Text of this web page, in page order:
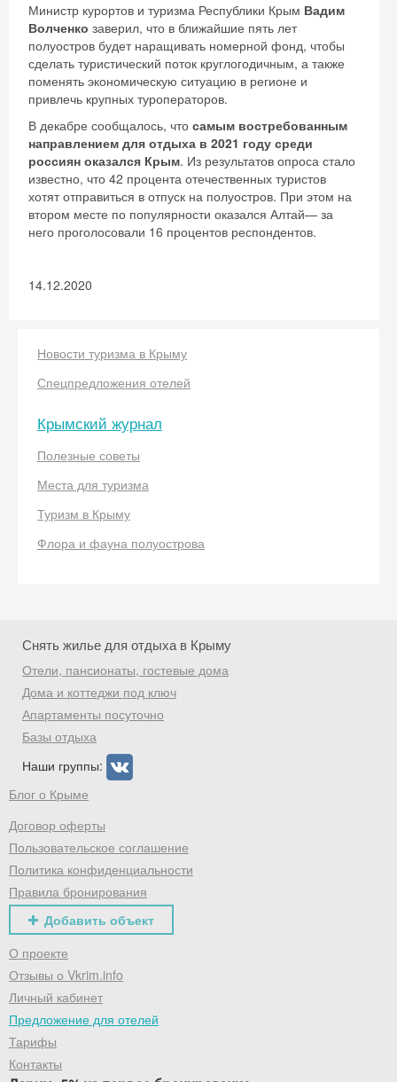
Министр курортов и туризма Республики Крым Вадим
Волченко заверил, что в ближайшие пять лет
полуостров будет наращивать номерной фонд, чтобы
сделать туристический поток круглогодичным, а также
поменять экономическую ситуацию в регионе и
привлечь крупных туроператоров.
В декабре сообщалось, что самым востребованным
направлением для отдыха в 2021 году среди
россиян оказался Крым. Из результатов опроса стало
известно, что 42 процента отечественных туристов
хотят отправиться в отпуск на полуостров. При этом на
втором месте по популярности оказался Алтай— за
него проголосовали 16 процентов респондентов.
14.12.2020
Новости туризма в Крыму
Спецпредложения отелей
Крымский журнал
Полезные советы
Места для туризма
Туризм в Крыму
Флора и фауна полуострова
Снять жилье для отдыха в Крыму
Отели, пансионаты, гостевые дома
Дома и коттеджи под ключ
Апартаменты посуточно
Базы отдыха
Наши группы:
Блог о Крыме
Договор оферты
Пользовательское соглашение
Политика конфиденциальности
Правила бронирования
Добавить объект
О проекте
Отзывы о Vkrim.info
Личный кабинет
Предложение для отелей
Тарифы
Контакты
Хочешь дешевле? Оставь почту и получи
Получить промокод